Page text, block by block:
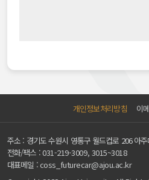
개인정보처리방침 이
주소 : 경기도 수원시 영통구 월드컵로 206 아
전화/팩스 :031-219-3009, 3015~3018
대표메일 :coss_futurecar@ajou.ac.kr